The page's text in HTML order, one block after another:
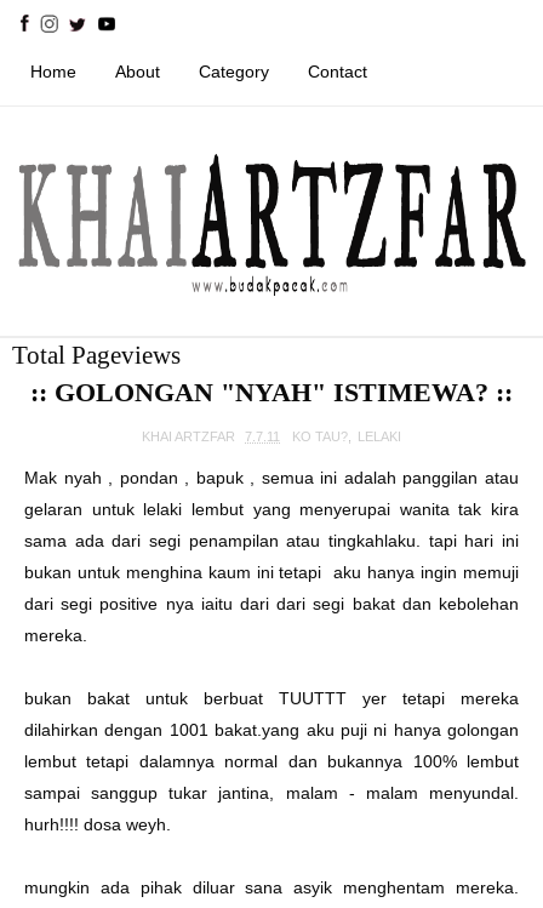
Home About Category Contact
Total Pageviews
:: GOLONGAN "NYAH" ISTIMEWA? ::
KHAI ARTZFAR 7.7.11 KO TAU? LELAKI
Mak nyah , pondan , bapuk , semua ini adalah panggilan atau
gelaran untuk lelaki lembut yang menyerupai wanita tak kira
sama ada dari segi penampilan atau tingkahlaku. tapi hari ini
bukan untuk menghina kaum ini tetapi aku hanya ingin memuji
dari segi positive nya iaitu dari dari segi bakat dan kebolehan
mereka.
bukan bakat untuk berbuat TUUTTT yer tetapi mereka
dilahirkan dengan 1001 bakat.yang aku puji ni hanya golongan
lembut tetapi dalamnya normal dan bukannya 100% lembut
sampai sanggup tukar jantina, malam - malam menyundal.
hurh!!!! dosa weyh.
mungkin ada pihak diluar sana asyik menghentam mereka.